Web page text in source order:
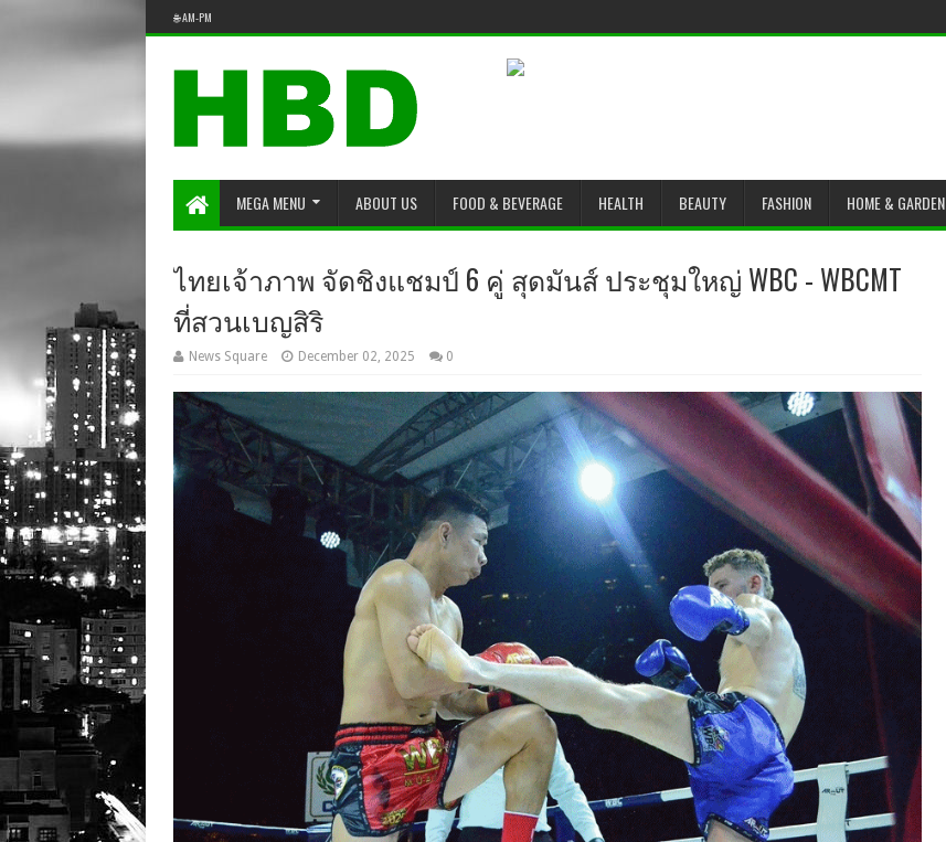
🌐 AM-PM
MEGA MENU ABOUT US FOOD & BEVERAGE HEALTH BEAUTY FASHION HOME & GARDEN
ไทยเจ้าภาพ จัดชิงแชมป์ 6 คู่ สุดมันส์ ประชุมใหญ่ WBC - WBCMT
ที่สวนเบญสิริ
News Square December 02, 2025 0